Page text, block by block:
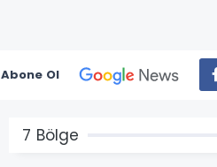
Abone Ol
7 Bölge